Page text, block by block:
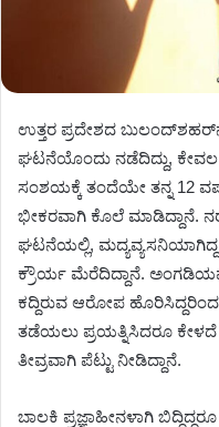
ಉತ್ತರ ಪ್ರದೇಶದ
ಘಟನೆಯೊಂದು ನಡೆದಿದ್ದು,
ಸಂಶಯಕ್ಕೆ ತಂದೆಯೇ ತನ್ನ 12
ಭೀಕರವಾಗಿ ಕೊಲೆ ಮಾಡಿದ್ದಾನೆ.
ಘಟನೆಯಲ್ಲಿ, ಮದ್ಯವ್ಯಸನಿಯಾಗಿದ್ದ
ಕ್ರೌರ್ಯ ಮೆರೆದಿದ್ದಾನೆ.
ಕದ್ದಿರುವ ಆರೋಪ
ತಡೆಯಲು ಪ್ರಯತ್ನಿಸಿದರೂ
ತೀವ್ರವಾಗಿ ಪೆಟ್ಟು ನೀಡಿದ್ದಾನೆ.
ಬಾಲಕಿ ಪ್ರಜ್ಞಾಹೀನಳಾಗಿ